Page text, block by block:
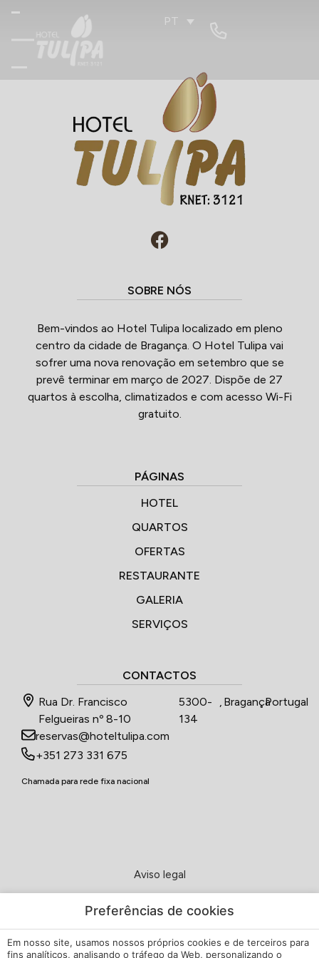
PT
SOBRE NÓS
Bem-vindos ao Hotel Tulipa localizado em pleno
centro da cidade de Bragança. O Hotel Tulipa vai
sofrer uma nova renovação em setembro que se
prevê terminar em março de 2027. Dispõe de 27
quartos à escolha, climatizados e com acesso Wi-Fi
gratuito.
PÁGINAS
HOTEL
QUARTOS
OFERTAS
RESTAURANTE
GALERIA
SERVIÇOS
CONTACTOS
Rua Dr. Francisco
Felgueiras nº 8-10
5300-
134
, Bragança
,Portugal
reservas@hoteltulipa.com
+351 273 331 675
Chamada para rede fixa nacional
Aviso legal
Política de Privacidade
Política de cookies
Preferências de cookies
Em nosso site, usamos nossos próprios cookies e de terceiros para
fins analíticos, analisando o tráfego da Web, personalizando o